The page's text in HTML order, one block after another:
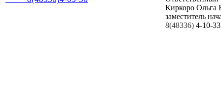
Киркоро Ольга
заместитель
8(48336) 4-10-33